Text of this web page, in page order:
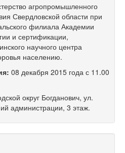
агропромышленного
Свердловской области при
филиала Академии
и сертификации,
научного центра
населению.
08 декабря 2015 года с 11.00
округ Богданович, ул.
администрации, 3 этаж.